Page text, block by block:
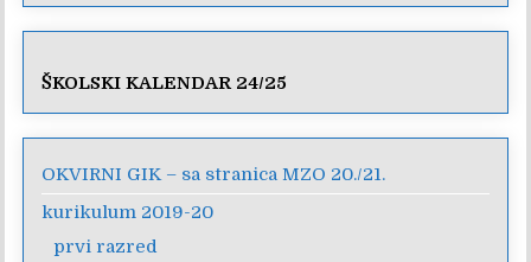
ŠKOLSKI KALENDAR 24/25
OKVIRNI GIK – sa stranica MZO 20./21.
kurikulum 2019-20
prvi razred